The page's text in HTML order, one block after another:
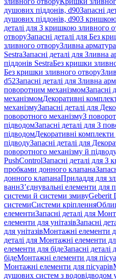
душових піддонів, d90Запасні
душових піддонів, d90З
деталі для З кришкою зливного
отворуЗапасні деталі для Без
зливного отворуЗливна
SestraЗапасні деталі для Зливна
піддонів SestraБез кришки
Без кришки зливного отвору
d52Запасні деталі для Зливна
поворотним механізмомЗапасні
механізмомДекоративні
механізмуЗапасні деталі для
поворотного механізмуЗ
підводомЗапасні деталі для З
підводомДекоративні
підводуЗапасні деталі для
поворотного механізму й
PushControlЗапасні деталі для З
пробками донного клапана
донного клапанаПриладдя для
ваннЗ’єднувальні елементи для
системи й системи змивуGeberit
системиСистеми кріплення
елементиЗапасні деталі для
елементи для унітазівЗапасні
для унітазівМонтажні елементи
деталі для Монтажні елементи
елементи для бідеЗапасні
бідеМонтажні елементи для
Монтажні елементи для пісуарів
душових систем з водовідводом у